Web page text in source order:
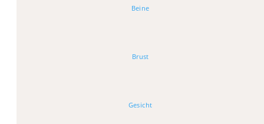
Beine
Brust
Gesicht